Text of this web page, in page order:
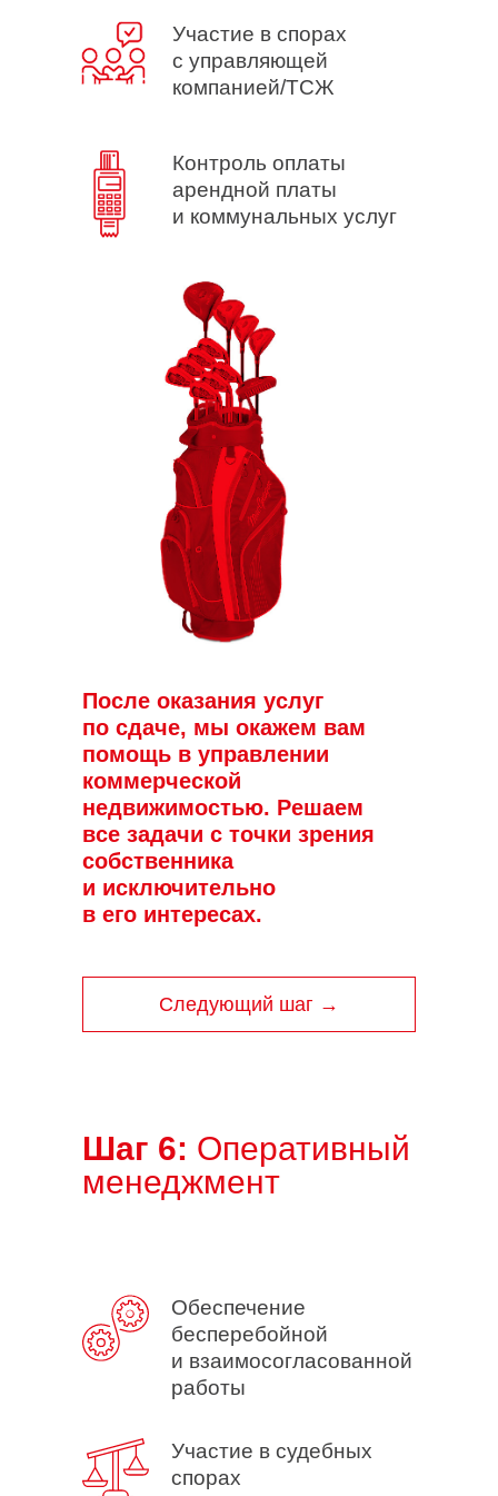
Следующий шаг →
Участие в спорах
с управляющей
компанией/ТСЖ
Контроль оплаты
арендной платы
и коммунальных услуг
После оказания услуг
по сдаче, мы окажем вам
помощь в управлении
коммерческой
недвижимостью. Решаем
все задачи с точки зрения
собственника
и исключительно
в его интересах.
Шаг 6: Оперативный
менеджмент
Обеспечение
бесперебойной
и взаимосогласованной
работы
Участие в судебных
спорах